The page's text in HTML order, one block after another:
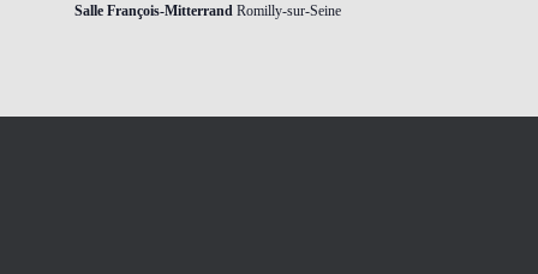
Salle François-Mitterrand Romilly-sur-Seine